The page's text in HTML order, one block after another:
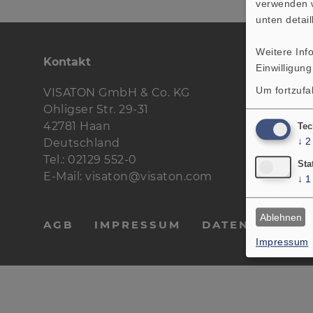
Kontakt
VISATON GmbH & Co. KG
Ohligser Str. 29-31
42781 Haan
Deutschland
Tel.: 02129 552-0
E-Mail: visaton@visaton.com
AGB IMPRESSUM DATENSCHUTZ
verwenden
unten
Weitere
Um
Impressum
↓ 2
↓ 1
Ablehnen